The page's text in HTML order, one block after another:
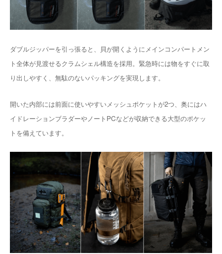
ダブルジッパーを引っ張ると、貝が開くようにメインコンパートメン
ト全体が見渡せるクラムシェル構造を採用。緊急時には物をすぐに取
り出しやすく、無駄のないパッキングを実現します。
開いた内部には前面に使いやすいメッシュポケットが2つ、奥にはハ
イドレーションブラダーやノートPCなどが収納できる大型のポケッ
トを備えています。